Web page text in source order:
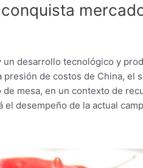
desarrollo tecnológico y
de costos de China, el
mesa, en un contexto de
desempeño de la actual